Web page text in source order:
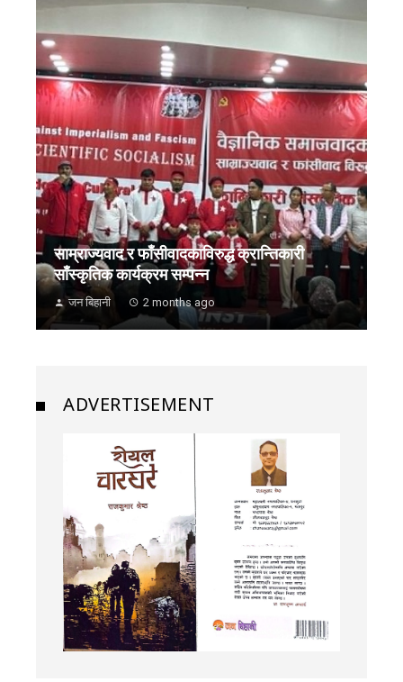
साम्राज्यवाद र फाँसीवादकाविरुद्ध क्रान्तिकारी
साँस्कृतिक कार्यक्रम सम्पन्न
जन बिहानी 2 months ago
ADVERTISEMENT